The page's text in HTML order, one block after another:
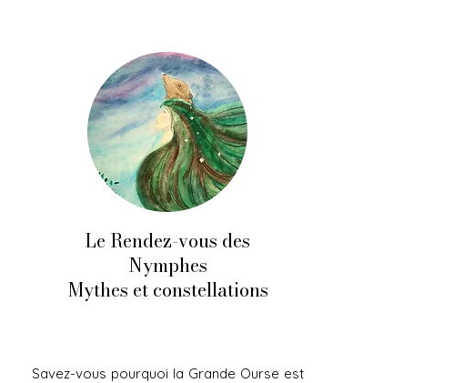
Le Rendez-vous des
Nymphes
Mythes et constellations
Savez-vous pourquoi la Grande Ourse est